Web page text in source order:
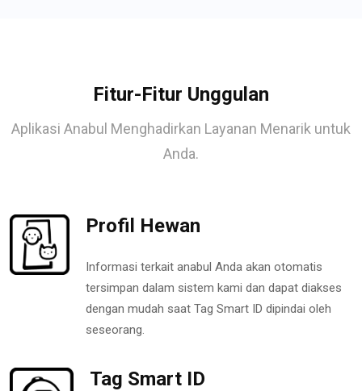
Fitur-Fitur Unggulan
Aplikasi Anabul Menghadirkan Layanan Menarik untuk
Anda.
Profil Hewan
Informasi terkait anabul Anda akan otomatis
tersimpan dalam sistem kami dan dapat diakses
dengan mudah saat Tag Smart ID dipindai oleh
seseorang.
Tag Smart ID